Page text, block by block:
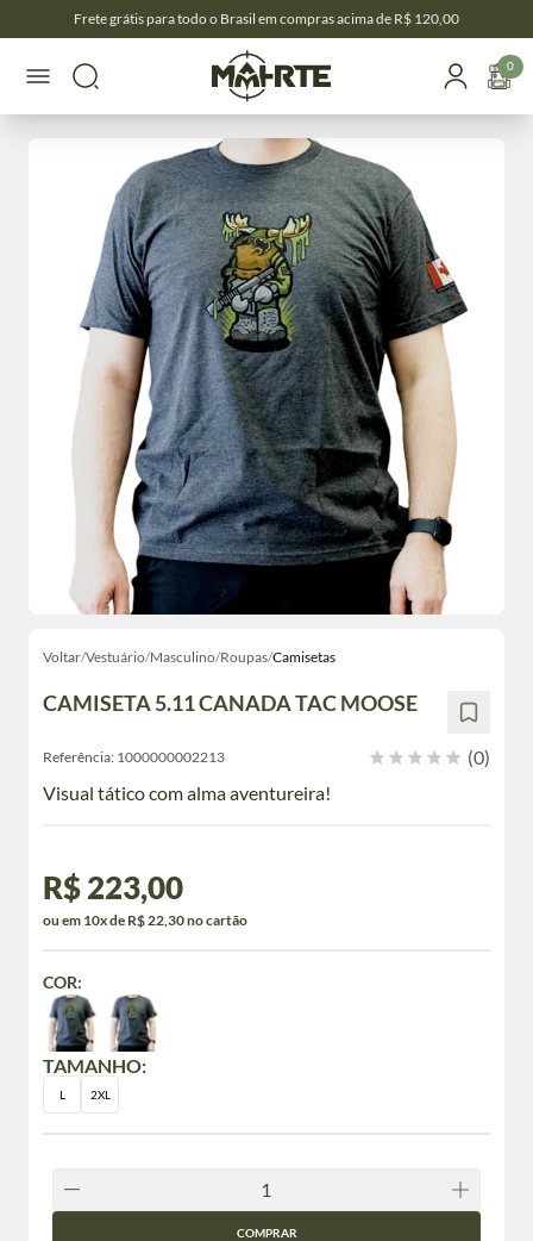
Frete grátis para todo o Brasil em compras acima de R$ 120,00
0
Voltar/Vestuário/Masculino/Roupas/Camisetas
CAMISETA 5.11 CANADA TAC MOOSE
Referência: 1000000002213
(0)
Visual tático com alma aventureira!
R$ 223,00
ou em 10x de R$ 22,30 no cartão
TAMANHO:
L 2XL
COR:
COMPRAR